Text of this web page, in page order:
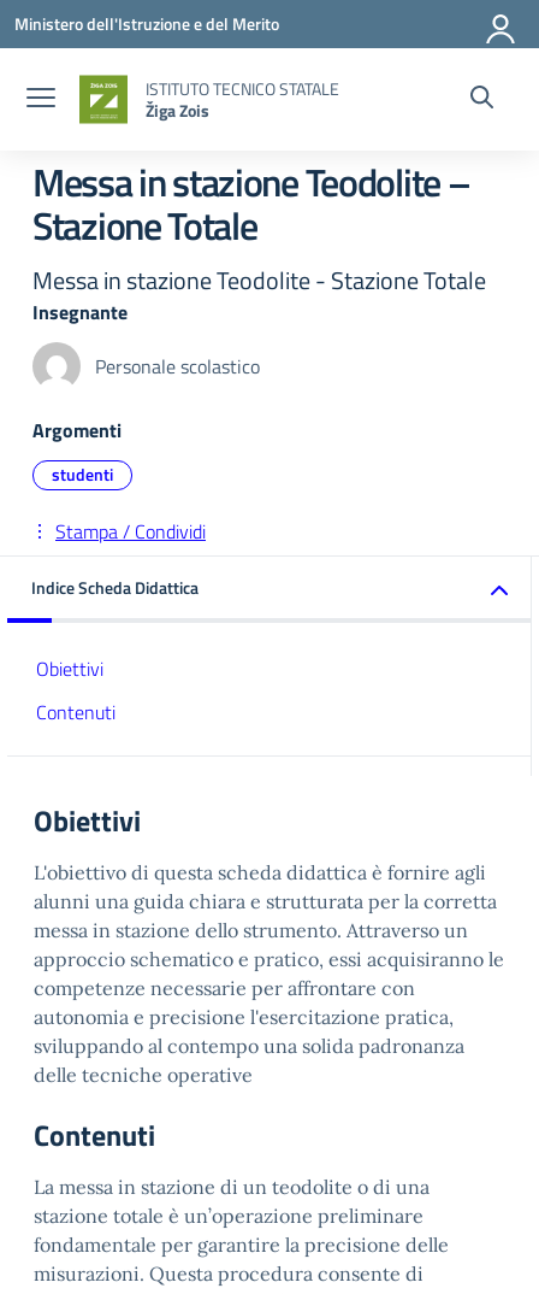
Vai ai contenuti
Vai al menu di navigazione
Vai al footer
Ministero dell'Istruzione e del Merito
ISTITUTO TECNICO STATALE
Žiga Zois
Messa in stazione Teodolite –
Stazione Totale
Messa in stazione Teodolite - Stazione Totale
Insegnante
Personale scolastico
Argomenti
studenti
Stampa / Condividi
Indice Scheda Didattica
Obiettivi
Contenuti
Obiettivi
L'obiettivo di questa scheda didattica è fornire agli
alunni una guida chiara e strutturata per la corretta
messa in stazione dello strumento. Attraverso un
approccio schematico e pratico, essi acquisiranno le
competenze necessarie per affrontare con
autonomia e precisione l'esercitazione pratica,
sviluppando al contempo una solida padronanza
delle tecniche operative
Contenuti
La messa in stazione di un teodolite o di una
stazione totale è un’operazione preliminare
fondamentale per garantire la precisione delle
misurazioni. Questa procedura consente di